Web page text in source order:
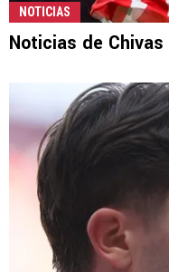
NOTICIAS
Noticias de